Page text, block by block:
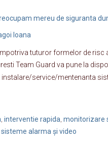
mereu de siguranta
Ioana
tuturor formelor de risc
Team Guard va pune la
instalare/service/mentenanta
, interventie rapida, monitorizare
sisteme alarma și video